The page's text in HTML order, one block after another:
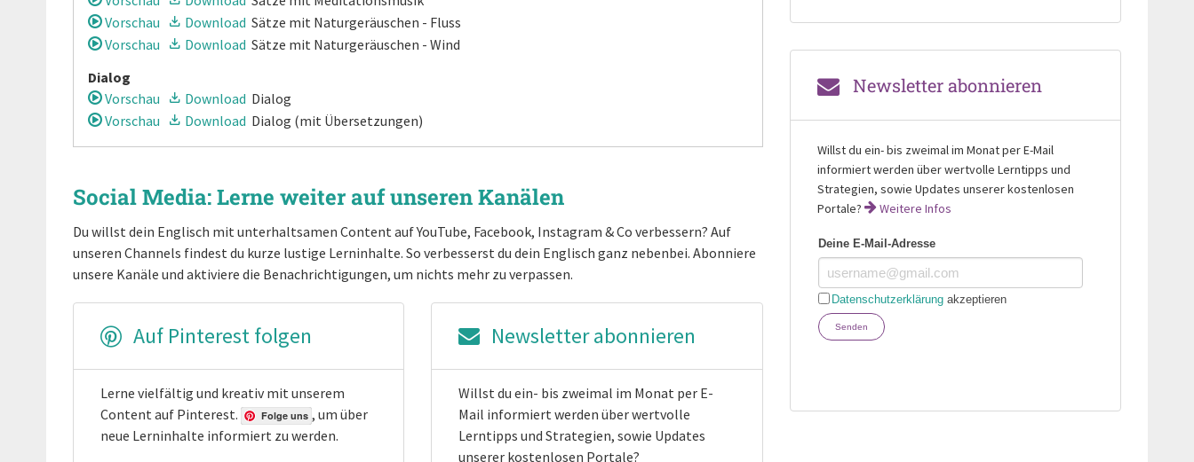
Vorschau
Download Sätze mit Naturgeräuschen - Fluss
Vorschau
Download Sätze mit Naturgeräuschen - Wind
Dialog
Vorschau
Download Dialog
Vorschau
Download Dialog (mit Übersetzungen)
Social Media: Lerne weiter auf unseren Kanälen
Du willst dein Englisch mit unterhaltsamen Content auf YouTube, Facebook, Instagram & Co verbessern? Auf
unseren Channels findest du kurze lustige Lerninhalte. So verbesserst du dein Englisch ganz nebenbei. Abonniere
unsere Kanäle und aktiviere die Benachrichtigungen, um nichts mehr zu verpassen.
Auf Pinterest folgen
Lerne vielfältig und kreativ mit unserem
Content auf Pinterest.
Folge uns , um über
neue Lerninhalte informiert zu werden.
Newsletter abonnieren
Willst du ein- bis zweimal im Monat per E-
Mail informiert werden über wertvolle
Lerntipps und Strategien, sowie Updates
unserer kostenlosen Portale?
Newsletter abonnieren
Willst du ein- bis zweimal im Monat per E-Mail
informiert werden über wertvolle Lerntipps und
Strategien, sowie Updates unserer kostenlosen
Portale?
Weitere Infos